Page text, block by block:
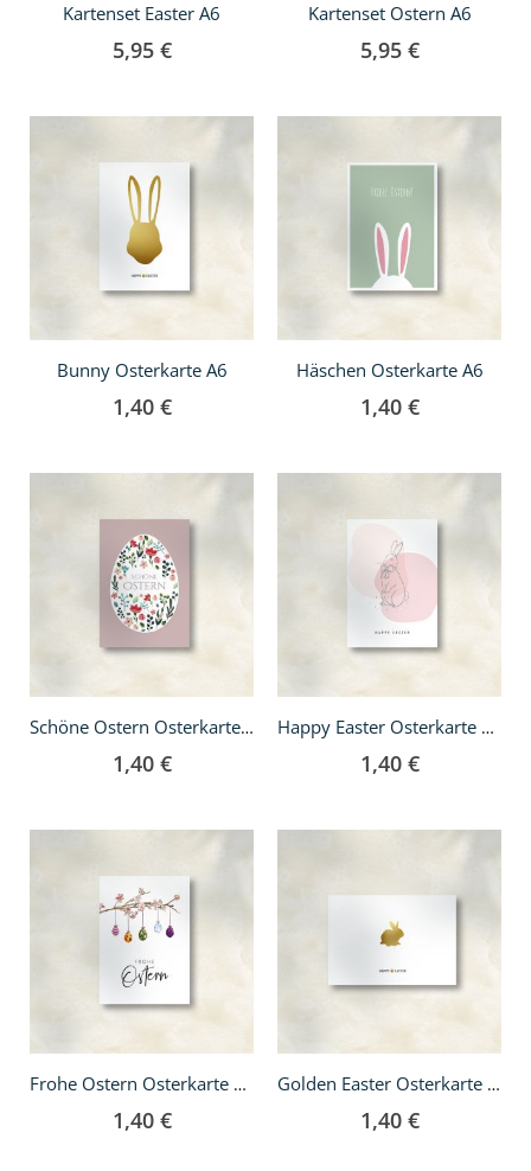
Kartenset Easter A6
5,95 €
Kartenset Ostern A6
5,95 €
Bunny Osterkarte A6
1,40 €
Warenkorb
Häschen Osterkarte A6
1,40 €
Warenkorb
Schöne Ostern Osterkarte A6
1,40 €
Happy Easter Osterkarte A6
1,40 €
Frohe Ostern Osterkarte A6
1,40 €
Golden Easter Osterkarte A6
1,40 €